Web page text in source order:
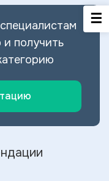
и лечение
получить